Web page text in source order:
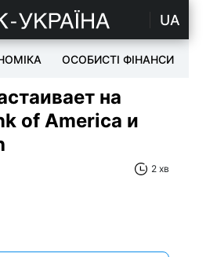
UA
ОСОБИСТІ ФІНАНСИ
на
of America и
2 хв